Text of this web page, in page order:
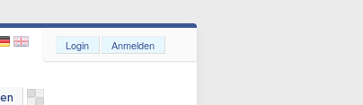
Login Anmelden